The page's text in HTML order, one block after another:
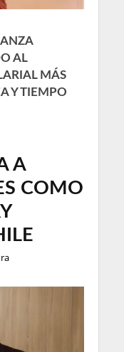
AL
MÁS
Y TIEMPO
A
COMO